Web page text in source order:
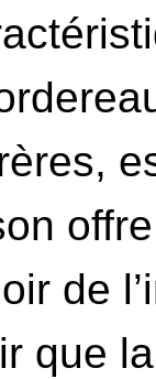
de
que